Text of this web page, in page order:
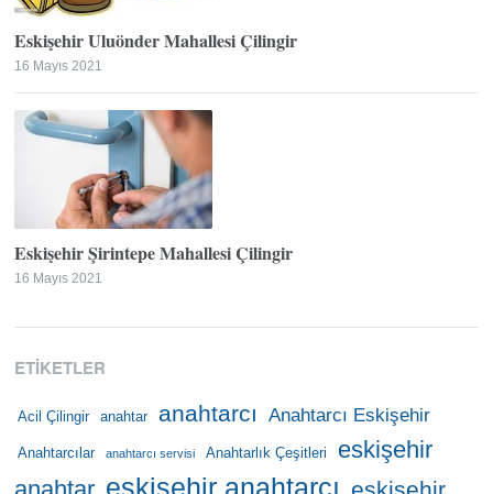
Eskişehir Uluönder Mahallesi Çilingir
16 Mayıs 2021
Eskişehir Şirintepe Mahallesi Çilingir
16 Mayıs 2021
ETIKETLER
Acil Çilingir anahtar anahtarcı Anahtarcı Eskişehir
Anahtarcılar anahtarcı servisi Anahtarlık Çeşitleri
eskişehir
eskişehir anahtarcı